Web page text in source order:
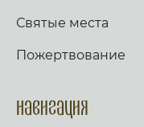
Святые места
Пожертвование
Навигация